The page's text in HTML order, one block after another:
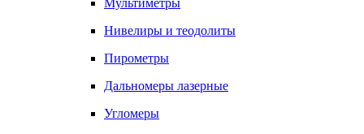
Мультиметры
Нивелиры и теодолиты
Пирометры
Дальномеры лазерные
Угломеры